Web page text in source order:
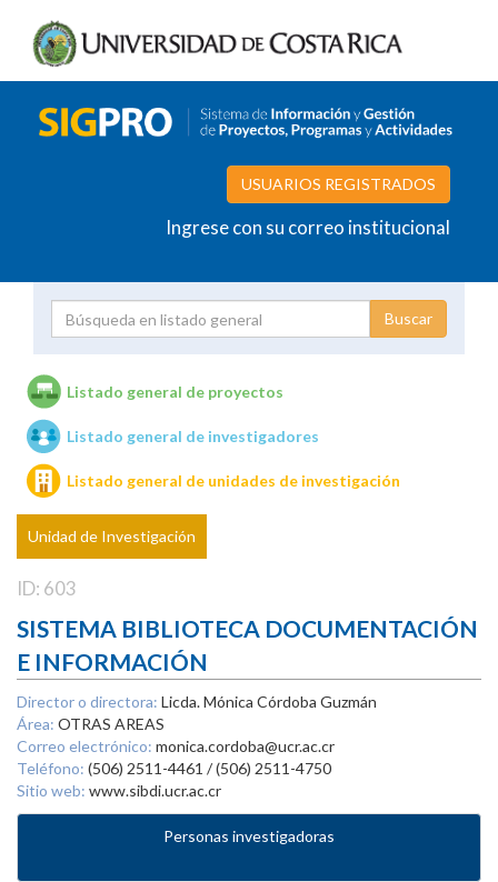
USUARIOS REGISTRADOS
Ingrese con su correo institucional
Unidades de investigación
Listado general de proyectos
Listado general de investigadores
Listado general de unidades de investigación
Unidad de Investigación
ID: 603
SISTEMA BIBLIOTECA DOCUMENTACIÓN
E INFORMACIÓN
Director o directora: Licda. Mónica Córdoba Guzmán
Área: OTRAS AREAS
Correo electrónico: monica.cordoba@ucr.ac.cr
Teléfono: (506) 2511-4461 / (506) 2511-4750
Sitio web: www.sibdi.ucr.ac.cr
Personas investigadoras